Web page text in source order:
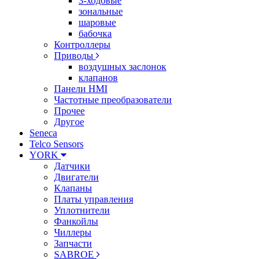
зональные
шаровые
бабочка
Контроллеры
Приводы
воздушных заслонок
клапанов
Панели HMI
Частотные преобразователи
Прочее
Другое
Seneca
Telco Sensors
YORK
Датчики
Двигатели
Клапаны
Платы управления
Уплотнители
Фанкойлы
Чиллеры
Запчасти
SABROE